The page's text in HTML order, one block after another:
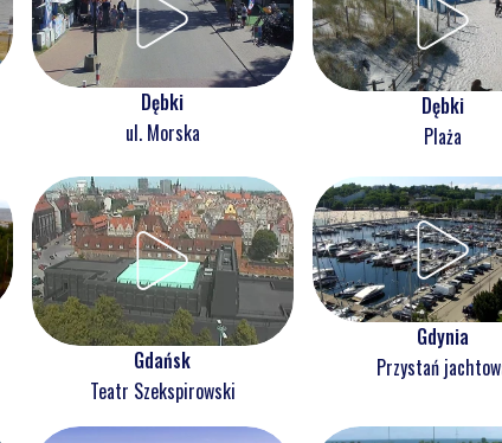
Dębki
ul. Morska
Dębki
Plaża
Gdańsk
Teatr Szekspirowski
Gdynia
Przystań